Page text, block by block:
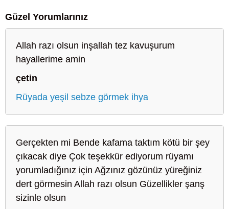
Güzel Yorumlarınız
Allah razı olsun inşallah tez kavuşurum
hayallerime amin
çetin
Rüyada yeşil sebze görmek ihya
Gerçekten mi Bende kafama taktım kötü bir şey
çıkacak diye Çok teşekkür ediyorum rüyamı
yorumladığınız için Ağzınız gözünüz yüreğiniz
dert görmesin Allah razı olsun Güzellikler şanş
sizinle olsun